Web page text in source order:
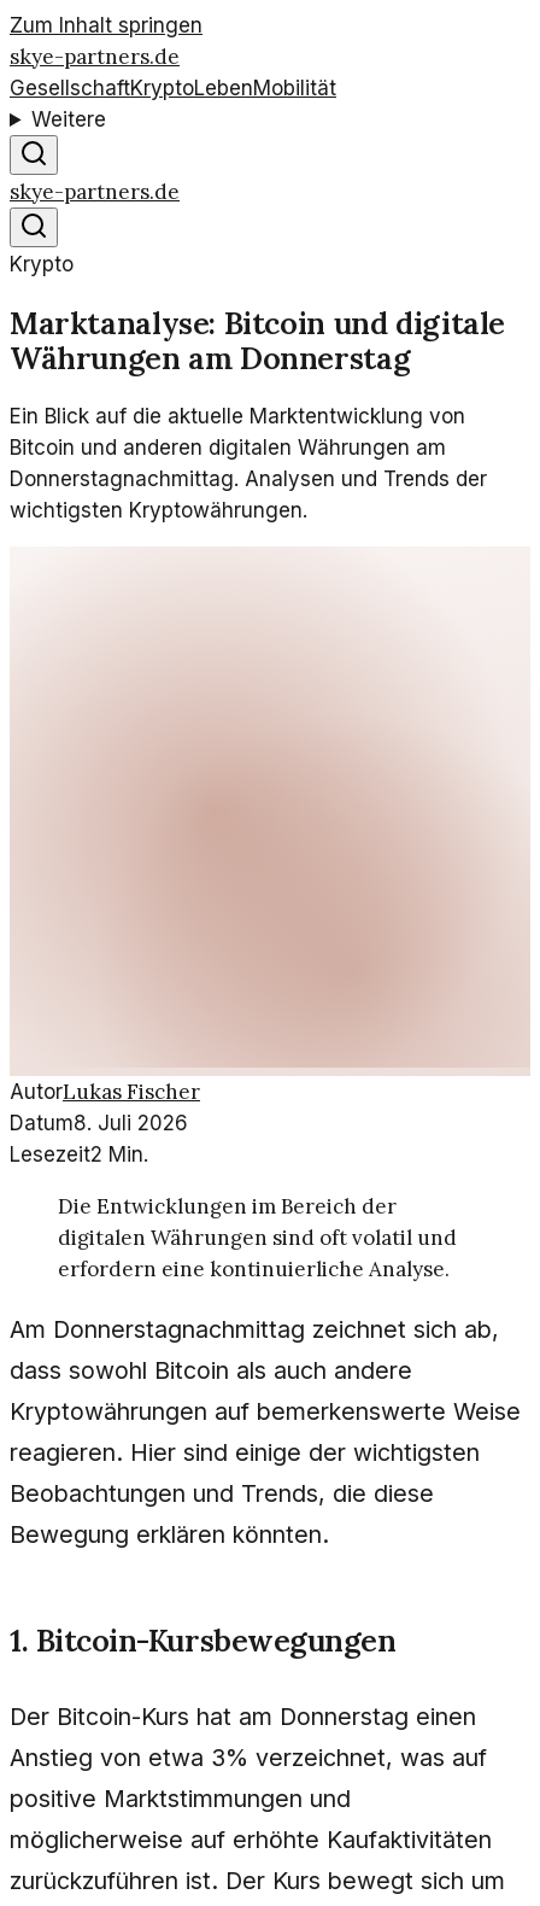
Zum Inhalt springen
skye-partners.de
GesellschaftKryptoLebenMobilität
Weitere
skye-partners.de
Krypto
Marktanalyse: Bitcoin und digitale
Währungen am Donnerstag
Ein Blick auf die aktuelle Marktentwicklung von
Bitcoin und anderen digitalen Währungen am
Donnerstagnachmittag. Analysen und Trends der
wichtigsten Kryptowährungen.
AutorLukas Fischer
Datum8. Juli 2026
Lesezeit2 Min.
Die Entwicklungen im Bereich der
digitalen Währungen sind oft volatil und
erfordern eine kontinuierliche Analyse.
Am Donnerstagnachmittag zeichnet sich ab,
dass sowohl Bitcoin als auch andere
Kryptowährungen auf bemerkenswerte Weise
reagieren. Hier sind einige der wichtigsten
Beobachtungen und Trends, die diese
Bewegung erklären könnten.
1. Bitcoin-Kursbewegungen
Der Bitcoin-Kurs hat am Donnerstag einen
Anstieg von etwa 3% verzeichnet, was auf
positive Marktstimmungen und
möglicherweise auf erhöhte Kaufaktivitäten
zurückzuführen ist. Der Kurs bewegt sich um